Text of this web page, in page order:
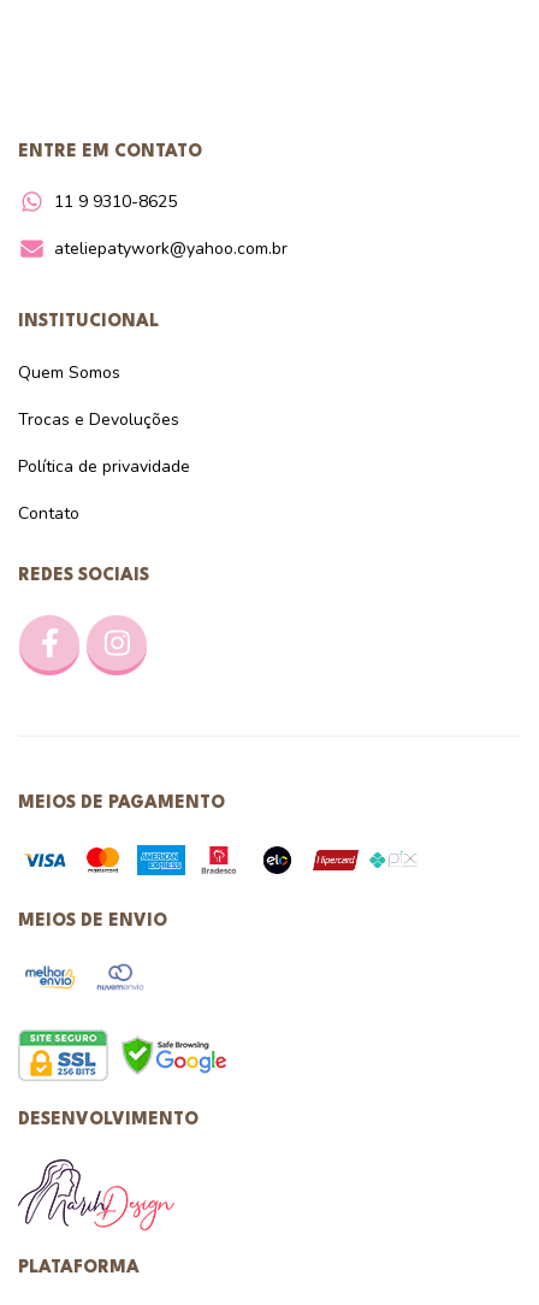
ENTRE EM CONTATO
11 9 9310-8625
ateliepatywork@yahoo.com.br
INSTITUCIONAL
Quem Somos
Trocas e Devoluções
Política de privavidade
Contato
REDES SOCIAIS
MEIOS DE PAGAMENTO
MEIOS DE ENVIO
DESENVOLVIMENTO
PLATAFORMA